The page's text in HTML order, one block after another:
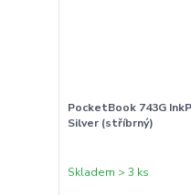
PocketBook 743G
Silver (stříbrný)
Skladem > 3 ks